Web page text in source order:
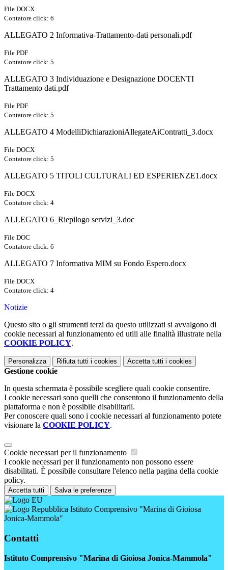
File DOCX
Contatore click: 6
ALLEGATO 2 Informativa-Trattamento-dati personali.pdf
File PDF
Contatore click: 5
ALLEGATO 3 Individuazione e Designazione DOCENTI
Trattamento dati.pdf
File PDF
Contatore click: 5
ALLEGATO 4 ModelliDichiarazioniAllegateAiContratti_3.docx
File DOCX
Contatore click: 5
ALLEGATO 5 TITOLI CULTURALI ED ESPERIENZE1.docx
File DOCX
Contatore click: 4
ALLEGATO 6_Riepilogo servizi_3.doc
File DOC
Contatore click: 6
ALLEGATO 7 Informativa MIM su Fondo Espero.docx
File DOCX
Contatore click: 4
Notizie
Questo sito o gli strumenti terzi da questo utilizzati si avvalgono di
cookie necessari al funzionamento ed utili alle finalità illustrate nella
COOKIE POLICY.
Personalizza Rifiuta tutti i cookies Accetta tutti i cookies
Gestione cookie
In questa schermata è possibile scegliere quali cookie consentire.
I cookie necessari sono quelli che consentono il funzionamento della
piattaforma e non è possibile disabilitarli.
Per conoscere quali sono i cookie necessari al funzionamento potete
visionare la COOKIE POLICY.
Cookie necessari per il funzionamento
I cookie necessari per il funzionamento non possono essere
disabilitati. È possibile consultare l'elenco nella pagina della cookie
policy.
Accetta tutti Salva le preferenze
Istituto Comprensivo "Marina di Gioiosa
Jonica-Mammola"
Contatti
Istituto Comprensivo "Marina di Gioiosa Jonica-Mammola"